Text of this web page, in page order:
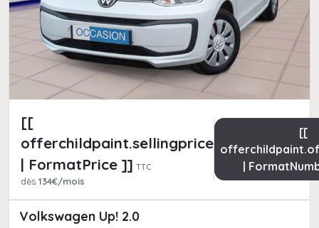
[[
offerchildpaint.sellingpricepart_ttc
| FormatPrice ]] TTC
dès 134€/mois
[[
|
Volkswagen Up! 2.0